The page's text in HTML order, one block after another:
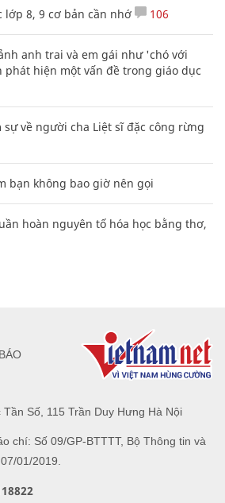
lớp 8, 9 cơ bản cần nhớ 106
anh trai và em gái như 'chó với
hiện một vấn đề trong giáo dục
sự về người cha Liệt sĩ đặc công rừng
bạn không bao giờ nên gọi
hoàn nguyên tố hóa học bằng thơ,
Số, 115 Trần Duy Hưng Hà Nội
chí: Số 09/GP-BTTTT, Bộ Thông tin và
01/2019.